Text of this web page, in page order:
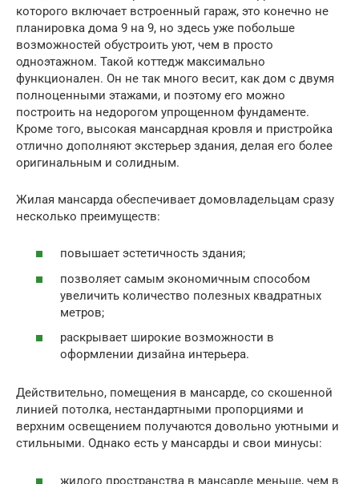
которого включает встроенный гараж, это конечно не
планировка дома 9 на 9, но здесь уже побольше
возможностей обустроить уют, чем в просто
одноэтажном. Такой коттедж максимально
функционален. Он не так много весит, как дом с двумя
полноценными этажами, и поэтому его можно
построить на недорогом упрощенном фундаменте.
Кроме того, высокая мансардная кровля и пристройка
отлично дополняют экстерьер здания, делая его более
оригинальным и солидным.
Жилая мансарда обеспечивает домовладельцам сразу
несколько преимуществ:
повышает эстетичность здания;
позволяет самым экономичным способом
увеличить количество полезных квадратных
метров;
раскрывает широкие возможности в
оформлении дизайна интерьера.
Действительно, помещения в мансарде, со скошенной
линией потолка, нестандартными пропорциями и
верхним освещением получаются довольно уютными и
стильными. Однако есть у мансарды и свои минусы:
жилого пространства в мансарде меньше, чем в